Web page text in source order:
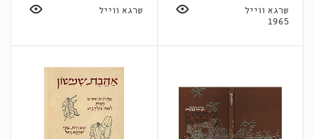
שרגא ווייל
1965
שרגא ווייל